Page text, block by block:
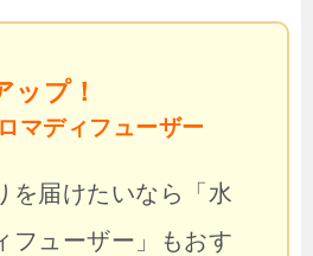
ップ！
マディフューザー
を届けたいなら「水
フューザー」もおす